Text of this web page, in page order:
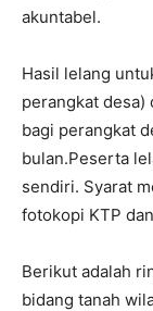
akuntabel.
Hasil lelang
perangkat desa)
bagi perangkat
bulan.Peserta
sendiri. Syarat
fotokopi KTP
Berikut adalah
bidang tanah